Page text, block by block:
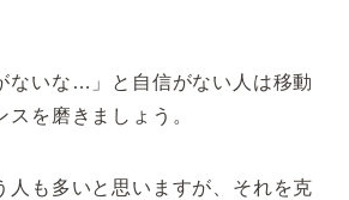
ないな…」と自信がない人は移動
スを磨きましょう。
人も多いと思いますが、それを克